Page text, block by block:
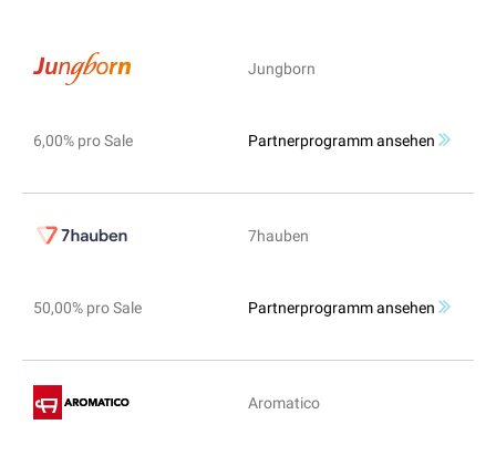
Jungborn
6,00% pro Sale Partnerprogramm ansehen
7hauben
50,00% pro Sale Partnerprogramm ansehen
Aromatico